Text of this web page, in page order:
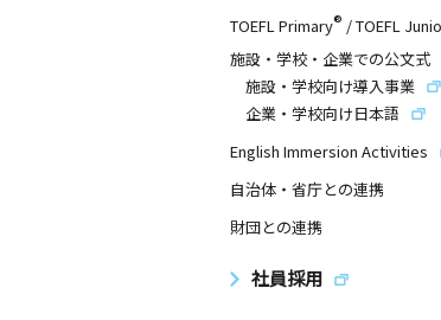
TOEFL Primary® /TOEFL
施設・学校・企業での公文式
施設・学校向け導入事業
企業・学校向け日本語
English Immersion Activities
自治体・省庁との連携
財団との連携
社員採用